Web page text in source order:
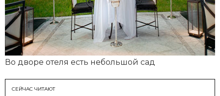
Во дворе отеля есть небольшой сад
СЕЙЧАС ЧИТАЮТ